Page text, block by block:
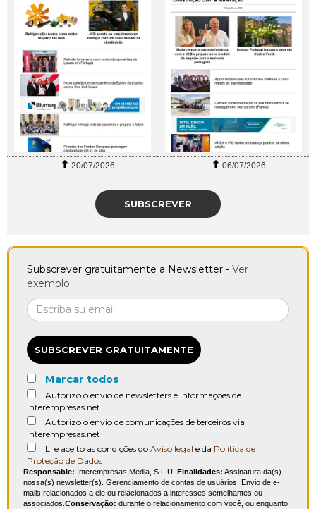
20/07/2026 06/07/2026
SUBSCREVER
Subscrever gratuitamente a Newsletter - Ver
exemplo
SUBSCREVER GRATUITAMENTE
Marcar todos
Autorizo o envio de newsletters e informações de
interempresas.net
Autorizo o envio de comunicações de terceiros via
interempresas.net
Li e aceito as condições do Aviso legal e da Política de
Proteção de Dados
Responsable: Interempresas Media, S.L.U. Finalidades: Assinatura da(s)
nossa(s) newsletter(s). Gerenciamento de contas de usuários. Envio de e-
mails relacionados a ele ou relacionados a interesses semelhantes ou
associados.Conservação: durante o relacionamento com você, ou enquanto